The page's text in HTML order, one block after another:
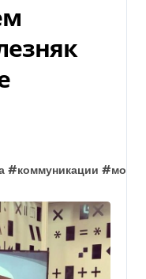
#коммуникации #